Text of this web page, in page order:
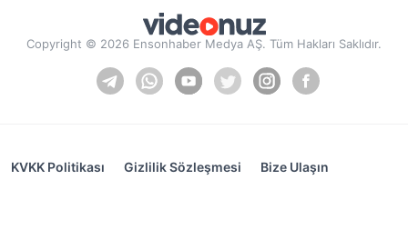
Copyright © 2026 Ensonhaber Medya AŞ. Tüm Hakları Saklıdır.
KVKK Politikası Gizlilik Sözleşmesi Bize Ulaşın